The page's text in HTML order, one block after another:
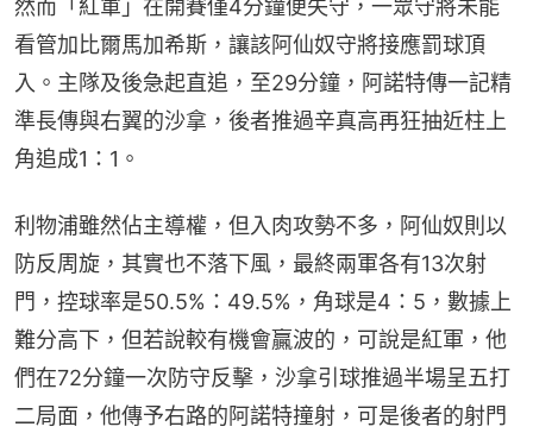
然而「紅軍」在開賽僅4分鐘便失守，一眾守將未能
看管加比爾馬加希斯，讓該阿仙奴守將接應罰球頂
入。主隊及後急起直追，至29分鐘，阿諾特傳一記精
準長傳與右翼的沙拿，後者推過辛真高再狂抽近柱上
角追成1：1。
利物浦雖然佔主導權，但入肉攻勢不多，阿仙奴則以
防反周旋，其實也不落下風，最終兩軍各有13次射
門，控球率是50.5%：49.5%，角球是4：5，數據上
難分高下，但若說較有機會贏波的，可說是紅軍，他
們在72分鐘一次防守反擊，沙拿引球推過半場呈五打
二局面，他傳予右路的阿諾特撞射，可是後者的射門